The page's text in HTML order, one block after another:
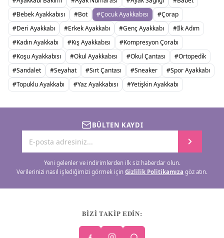
#Bebek Ayakkabısı #Bot #Çocuk Ayakkabısı #Çorap
#Deri Ayakkabı #Erkek Ayakkabı #Genç Ayakkabı #İlk Adım
#Kadın Ayakkabı #Kış Ayakkabısı #Kompresyon Çorabı
#Koşu Ayakkabısı #Okul Ayakkabısı #Okul Çantası #Ortopedik
#Sandalet #Seyahat #Sırt Çantası #Sneaker #Spor Ayakkabı
#Topuklu Ayakkabı #Yaz Ayakkabısı #Yetişkin Ayakkabı
BÜLTEN KAYDI
Yeni gelenler ve indirimlerden ilk siz haberdar olun.
Verilerinizi nasıl işlediğimizi görmek için Gizlilik Politikamıza göz atın.
BİZİ TAKİP EDİN: